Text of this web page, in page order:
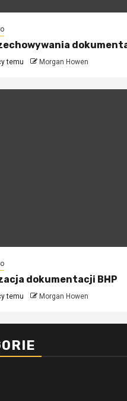
temu Morgan Howen
dokumentacji BHP
temu Morgan Howen